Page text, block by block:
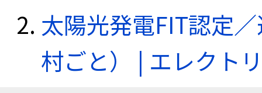
太陽光発電FIT認定
村ごと） | エレクト